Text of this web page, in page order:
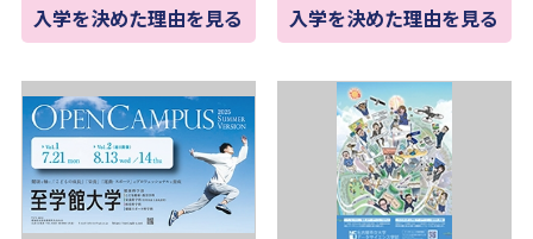
入学を決めた理由を見る 入学を決めた理由を見る